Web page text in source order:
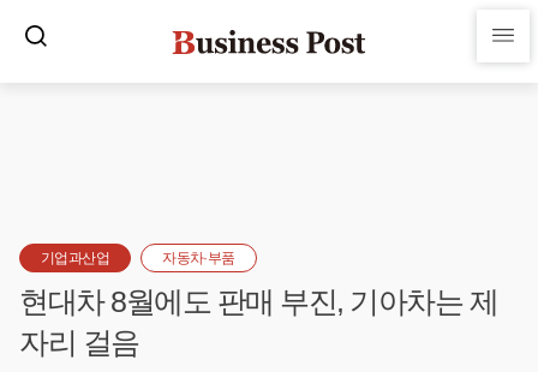
기업과산업 자동차·부품
현대차 8월에도 판매 부진, 기아차는 제
자리 걸음